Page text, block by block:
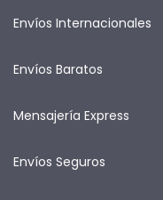
Envíos Internacionales
Envíos Baratos
Mensajería Express
Envíos Seguros